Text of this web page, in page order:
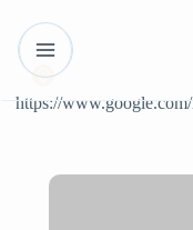
https://